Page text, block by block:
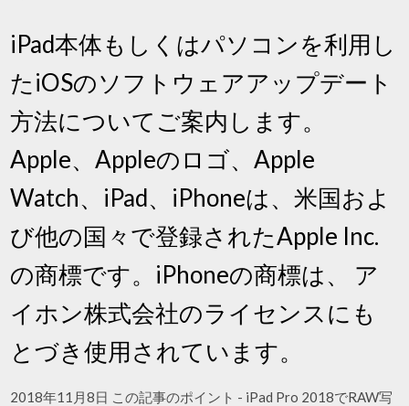
iPad本体もしくはパソコンを利用し
たiOSのソフトウェアアップデート
方法についてご案内します。
Apple、Appleのロゴ、Apple
Watch、iPad、iPhoneは、米国およ
び他の国々で登録されたApple Inc.
の商標です。iPhoneの商標は、 ア
イホン株式会社のライセンスにも
とづき使用されています。
2018年11月8日 この記事のポイント - iPad Pro 2018でRAW写